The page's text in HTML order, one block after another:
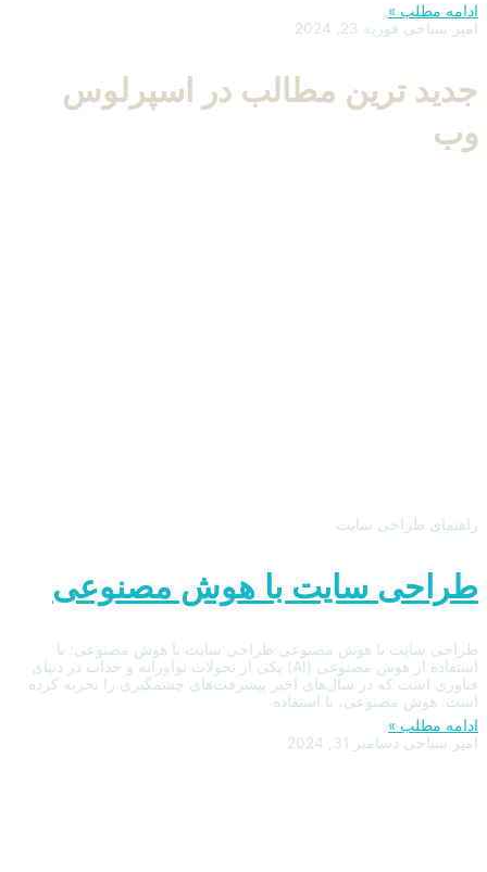
ادامه مطلب »
امیر سیاحی فوریه 23, 2024
جدید ترین مطالب در
اسپرلوس
وب
راهنمای طراحی سایت
طراحی سایت با هوش مصنوعی
طراحی سایت با هوش مصنوعی طراحی سایت با هوش مصنوعی: با
استفاده از هوش مصنوعی (AI) یکی از تحولات نوآورانه و جذاب در دنیای
فناوری است که در سال‌های اخیر پیشرفت‌های چشمگیری را تجربه کرده
است. هوش مصنوعی، با استفاده
ادامه مطلب »
امیر سیاحی دسامبر 31, 2024